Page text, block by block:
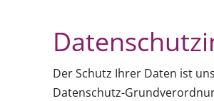
Der Schutz Ihrer Daten ist
Datenschutz-